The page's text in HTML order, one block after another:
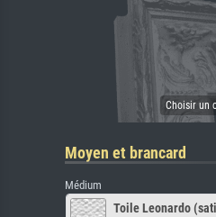
Moyen et brancard
Médium
Toile Leonardo